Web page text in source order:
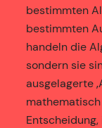
bestimmten
bestimmten
handeln die
sondern sie
ausgelagerte